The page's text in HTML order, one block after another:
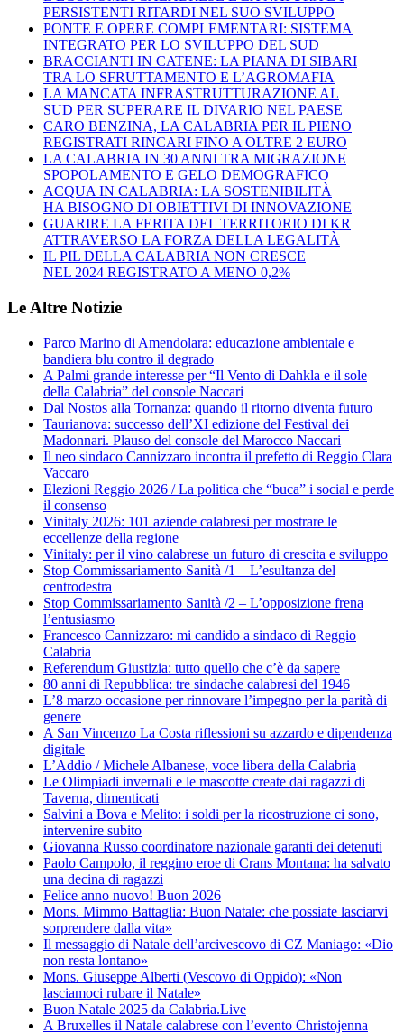
PERSISTENTI RITARDI NEL SUO SVILUPPO
PONTE E OPERE COMPLEMENTARI: SISTEMA
INTEGRATO PER LO SVILUPPO DEL SUD
BRACCIANTI IN CATENE: LA PIANA DI SIBARI
TRA LO SFRUTTAMENTO E L’AGROMAFIA
LA MANCATA INFRASTRUTTURAZIONE AL
SUD PER SUPERARE IL DIVARIO NEL PAESE
CARO BENZINA, LA CALABRIA PER IL PIENO
REGISTRATI RINCARI FINO A OLTRE 2 EURO
LA CALABRIA IN 30 ANNI TRA MIGRAZIONE
SPOPOLAMENTO E GELO DEMOGRAFICO
ACQUA IN CALABRIA: LA SOSTENIBILITÀ
HA BISOGNO DI OBIETTIVI DI INNOVAZIONE
GUARIRE LA FERITA DEL TERRITORIO DI KR
ATTRAVERSO LA FORZA DELLA LEGALITÀ
IL PIL DELLA CALABRIA NON CRESCE
NEL 2024 REGISTRATO A MENO 0,2%
Le Altre Notizie
Parco Marino di Amendolara: educazione ambientale e
bandiera blu contro il degrado
A Palmi grande interesse per “Il Vento di Dahkla e il sole
della Calabria” del console Naccari
Dal Nostos alla Tornanza: quando il ritorno diventa futuro
Taurianova: successo dell’XI edizione del Festival dei
Madonnari. Plauso del console del Marocco Naccari
Il neo sindaco Cannizzaro incontra il prefetto di Reggio Clara
Vaccaro
Elezioni Reggio 2026 / La politica che “buca” i social e perde
il consenso
Vinitaly 2026: 101 aziende calabresi per mostrare le
eccellenze della regione
Vinitaly: per il vino calabrese un futuro di crescita e sviluppo
Stop Commissariamento Sanità /1 – L’esultanza del
centrodestra
Stop Commissariamento Sanità /2 – L’opposizione frena
l’entusiasmo
Francesco Cannizzaro: mi candido a sindaco di Reggio
Calabria
Referendum Giustizia: tutto quello che c’è da sapere
80 anni di Repubblica: tre sindache calabresi del 1946
L’8 marzo occasione per rinnovare l’impegno per la parità di
genere
A San Vincenzo La Costa riflessioni su azzardo e dipendenza
digitale
L’Addio / Michele Albanese, voce libera della Calabria
Le Olimpiadi invernali e le mascotte create dai ragazzi di
Taverna, dimenticati
Salvini a Bova e Melito: i soldi per la ricostruzione ci sono,
intervenire subito
Giovanna Russo coordinatore nazionale garanti dei detenuti
Paolo Campolo, il reggino eroe di Crans Montana: ha salvato
una decina di ragazzi
Felice anno nuovo! Buon 2026
Mons. Mimmo Battaglia: Buon Natale: che possiate lasciarvi
sorprendere dalla vita»
Il messaggio di Natale dell’arcivescovo di CZ Maniago: «Dio
non resta lontano»
Mons. Giuseppe Alberti (Vescovo di Oppido): «Non
lasciamoci rubare il Natale»
Buon Natale 2025 da Calabria.Live
A Bruxelles il Natale calabrese con l’evento Christojenna